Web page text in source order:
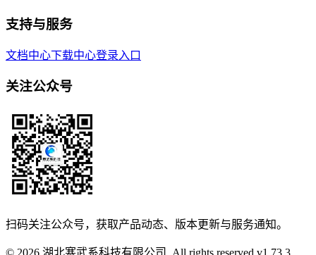
支持与服务
文档中心下载中心登录入口
关注公众号
扫码关注公众号，获取产品动态、版本更新与服务通知。
© 2026 湖北寒武系科技有限公司. All rights reserved. v1.73.3